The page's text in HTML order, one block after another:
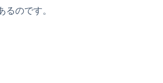
るのです。